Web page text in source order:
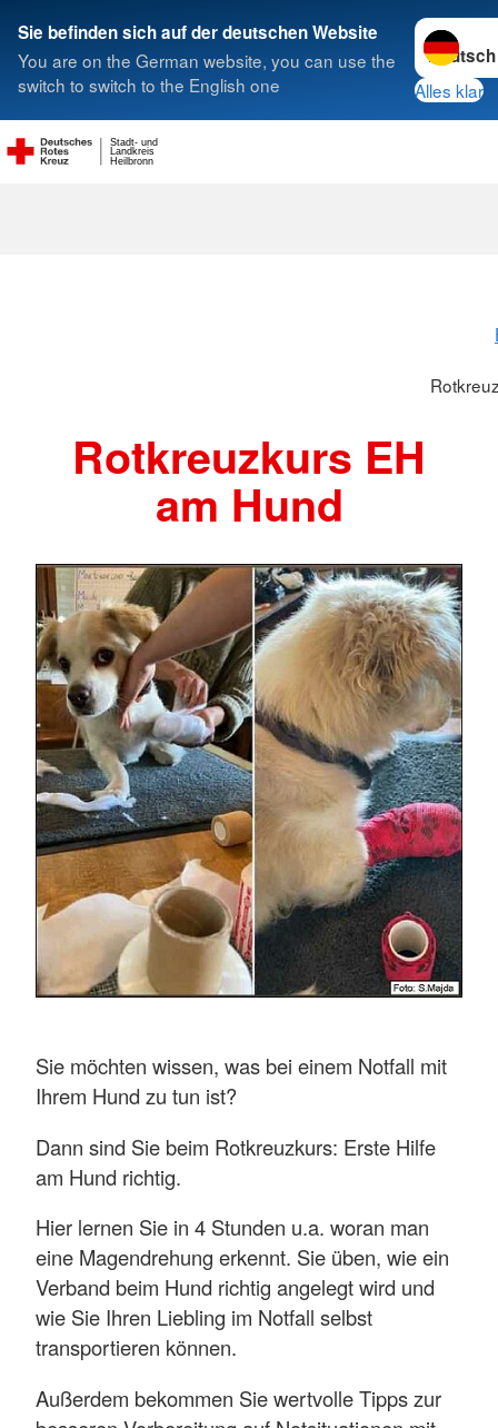
Sie befinden sich auf der deutschen Website
You are on the German website, you can use the
switch to switch to the English one
Sprache
Alles klar
Heilbronn
Landkreis
Stadt- und
Suche
Rotkreuzkurs EH
am Hund
Sie möchten wissen, was bei einem Notfall mit
Ihrem Hund zu tun ist?
Dann sind Sie beim Rotkreuzkurs: Erste Hilfe
am Hund richtig.
Hier lernen Sie in 4 Stunden u.a. woran man
eine Magendrehung erkennt. Sie üben, wie ein
Verband beim Hund richtig angelegt wird und
wie Sie Ihren Liebling im Notfall selbst
transportieren können.
Außerdem bekommen Sie wertvolle Tipps zur